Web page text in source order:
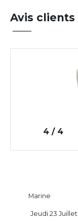
Avis clients
4 / 4
Marine
Jeudi 23